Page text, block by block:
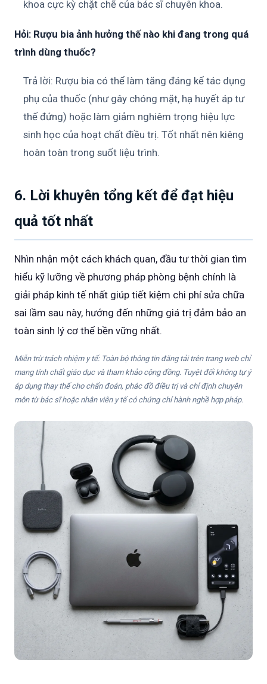
khoa cực kỳ chặt chẽ của bác sĩ chuyên khoa.
Hỏi: Rượu bia ảnh hưởng thế nào khi đang trong quá
trình dùng thuốc?
Trả lời: Rượu bia có thể làm tăng đáng kể tác dụng
phụ của thuốc (như gây chóng mặt, hạ huyết áp tư
thế đứng) hoặc làm giảm nghiêm trọng hiệu lực
sinh học của hoạt chất điều trị. Tốt nhất nên kiêng
hoàn toàn trong suốt liệu trình.
6. Lời khuyên tổng kết để đạt hiệu
quả tốt nhất
Nhìn nhận một cách khách quan, đầu tư thời gian tìm
hiểu kỹ lưỡng về phương pháp phòng bệnh chính là
giải pháp kinh tế nhất giúp tiết kiệm chi phí sửa chữa
sai lầm sau này, hướng đến những giá trị đảm bảo an
toàn sinh lý cơ thể bền vững nhất.
Miễn trừ trách nhiệm y tế: Toàn bộ thông tin đăng tải trên trang web chỉ
mang tính chất giáo dục và tham khảo cộng đồng. Tuyệt đối không tự ý
áp dụng thay thế cho chẩn đoán, phác đồ điều trị và chỉ định chuyên
môn từ bác sĩ hoặc nhân viên y tế có chứng chỉ hành nghề hợp pháp.